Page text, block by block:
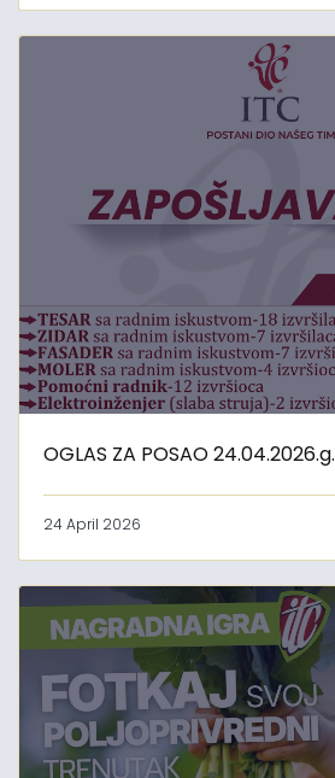
OGLAS ZA POSAO 24.04.2026.g.
24 April 2026